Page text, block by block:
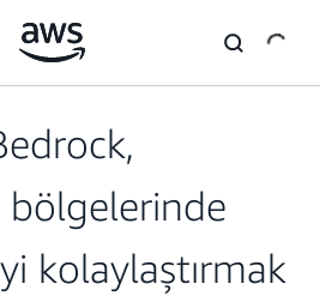
bölgelerinde
kolaylaştırmak